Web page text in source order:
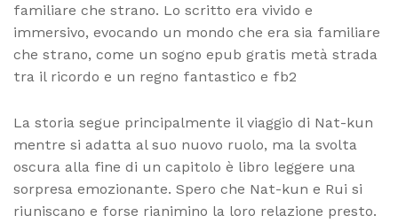
familiare che strano. Lo scritto era vivido e
immersivo, evocando un mondo che era sia familiare
che strano, come un sogno epub gratis metà strada
tra il ricordo e un regno fantastico e fb2
La storia segue principalmente il viaggio di Nat-kun
mentre si adatta al suo nuovo ruolo, ma la svolta
oscura alla fine di un capitolo è libro leggere una
sorpresa emozionante. Spero che Nat-kun e Rui si
riuniscano e forse rianimino la loro relazione presto.